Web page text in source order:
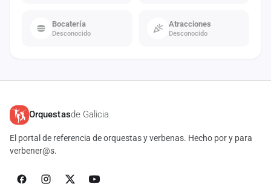
Bocatería
Desconocido
Atracciones
Desconocido
Orquestasde Galicia
El portal de referencia de orquestas y verbenas. Hecho por y para
verbener@s.